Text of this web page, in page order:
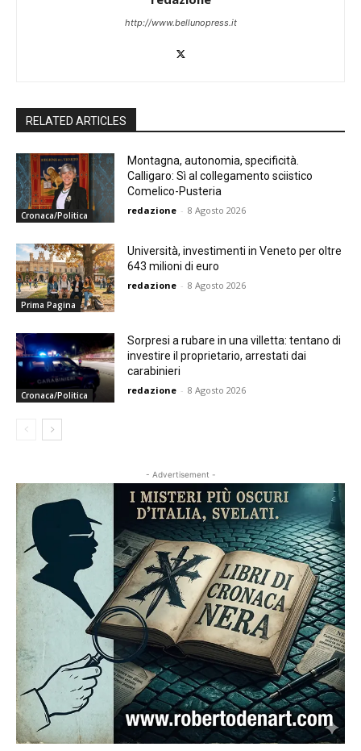
http://www.bellunopress.it
RELATED ARTICLES
Cronaca/Politica
Montagna, autonomia, specificità.
Calligaro: Sì al collegamento sciistico
Comelico-Pusteria
redazione - 8 Agosto 2026
Prima Pagina
Università, investimenti in Veneto per oltre
643 milioni di euro
redazione - 8 Agosto 2026
Cronaca/Politica
Sorpresi a rubare in una villetta: tentano di
investire il proprietario, arrestati dai
carabinieri
redazione - 8 Agosto 2026
- Advertisement -